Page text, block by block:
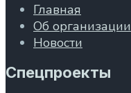
Главная
Об организации
Новости
Спецпроекты